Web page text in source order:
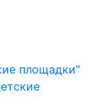
площадки"